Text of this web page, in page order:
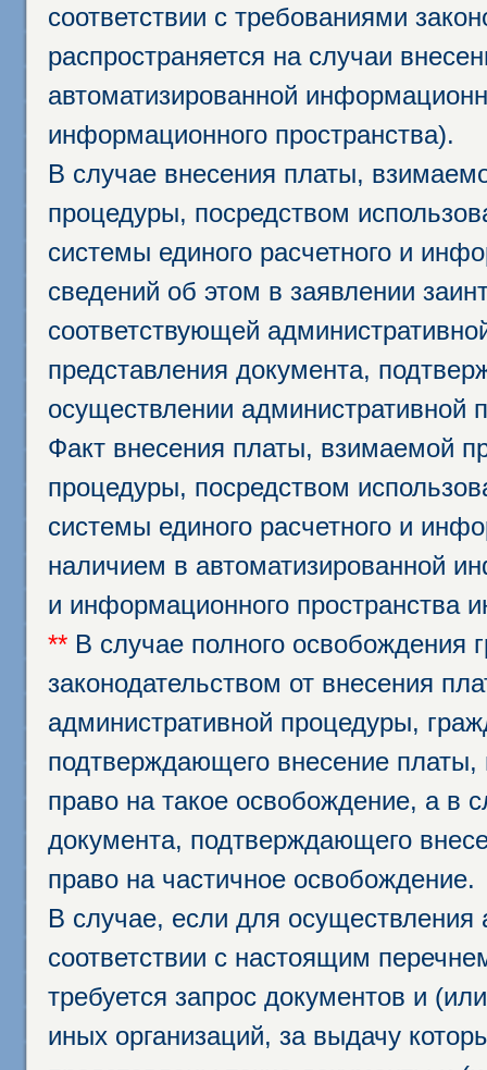
соответствии с требованиями
распространяется на случаи
автоматизированной
информационного пространства).
В случае внесения платы,
процедуры, посредством
системы единого расчетного и
сведений об этом в заявлении
соответствующей
представления документа,
осуществлении административной
Факт внесения платы, взимаемой
процедуры, посредством
системы единого расчетного и
наличием в автоматизированной
и информационного пространства
** В случае полного освобождения
законодательством от внесения
административной процедуры,
подтверждающего внесение
право на такое освобождение, а в
документа, подтверждающего
право на частичное освобождение.
В случае, если для осуществления
соответствии с настоящим
требуется запрос документов и
иных организаций, за выдачу